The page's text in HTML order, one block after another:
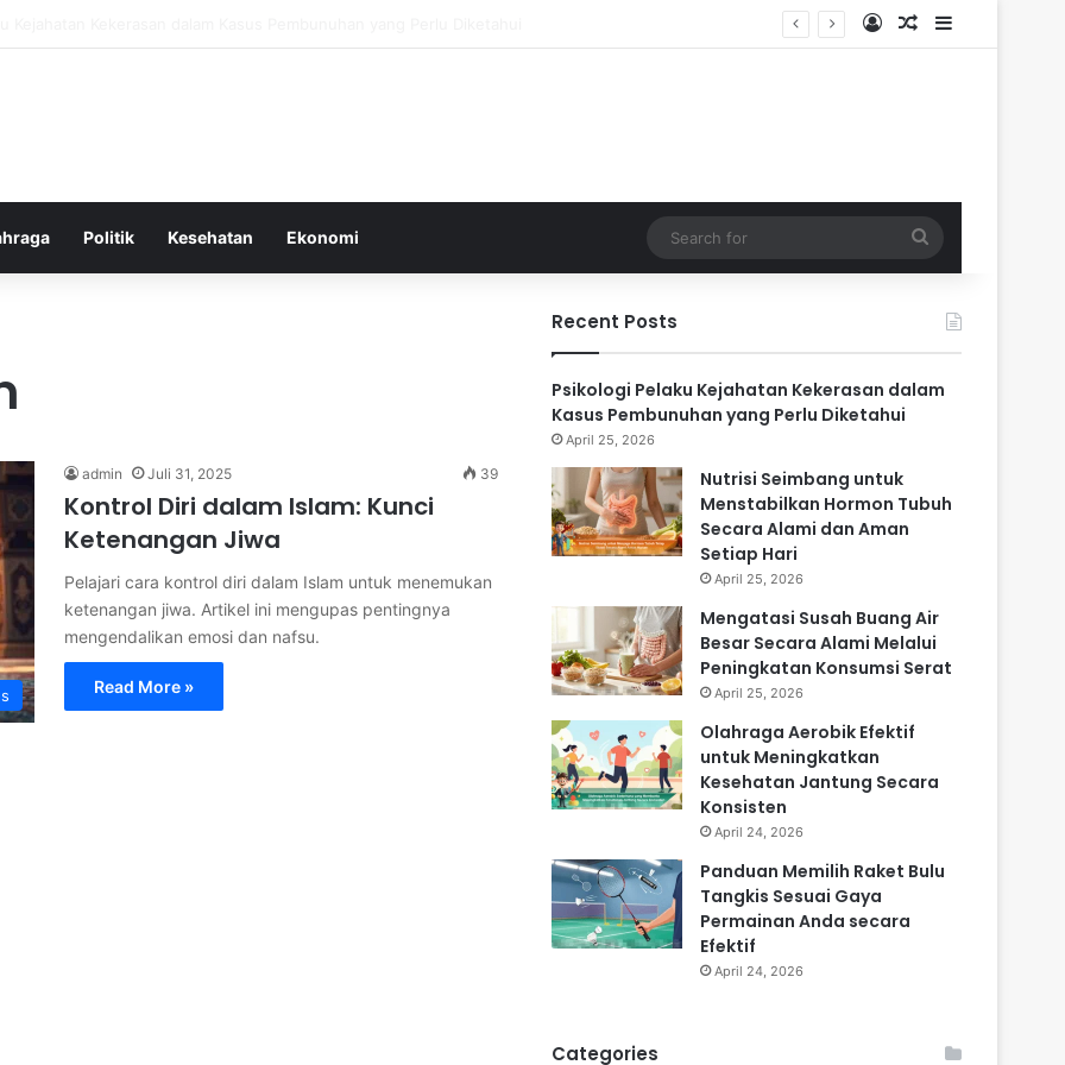
Log InRandom Article
Sidebar
Politik Kesehatan Ekonomi
for
admin Juli 31, 2025 39
Kontrol Diri dalam Islam: Kunci
Ketenangan Jiwa
Pelajari cara kontrol diri dalam Islam untuk menemukan
ketenangan jiwa. Artikel ini mengupas pentingnya
mengendalikan emosi dan nafsu.
Read More »
Recent Posts
Psikologi Pelaku Kejahatan Kekerasan dalam
Kasus Pembunuhan yang Perlu Diketahui
April 25, 2026
Nutrisi Seimbang untuk
Menstabilkan Hormon Tubuh
Secara Alami dan Aman
Setiap Hari
April 25, 2026
Mengatasi Susah Buang Air
Besar Secara Alami Melalui
Peningkatan Konsumsi Serat
April 25, 2026
Olahraga Aerobik Efektif
untuk Meningkatkan
Kesehatan Jantung Secara
Konsisten
April 24, 2026
Panduan Memilih Raket Bulu
Tangkis Sesuai Gaya
Permainan Anda secara
Efektif
April 24, 2026
Categories